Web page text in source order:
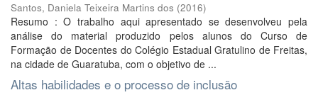
Santos, Daniela Teixeira Martins dos (2016)
Resumo : O trabalho aqui apresentado se desenvolveu pela
análise do material produzido pelos alunos do Curso de
Formação de Docentes do Colégio Estadual Gratulino de Freitas,
na cidade de Guaratuba, com o objetivo de ...
Altas habilidades e o processo de inclusão